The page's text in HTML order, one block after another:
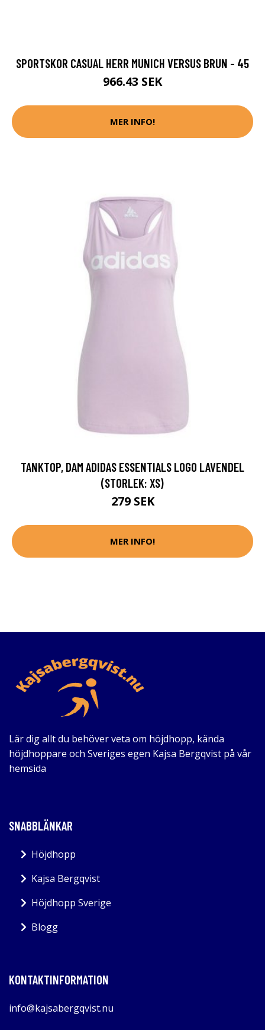
SPORTSKOR CASUAL HERR MUNICH VERSUS BRUN - 45
966.43 SEK
MER INFO!
TANKTOP, DAM ADIDAS ESSENTIALS LOGO LAVENDEL
(STORLEK: XS)
279 SEK
MER INFO!
Lär dig allt du behöver veta om höjdhopp, kända
höjdhoppare och Sveriges egen Kajsa Bergqvist på vår
hemsida
SNABBLÄNKAR
Höjdhopp
Kajsa Bergqvist
Höjdhopp Sverige
Blogg
KONTAKTINFORMATION
info@kajsabergqvist.nu